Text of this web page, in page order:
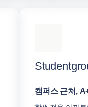
캠퍼스 근처,